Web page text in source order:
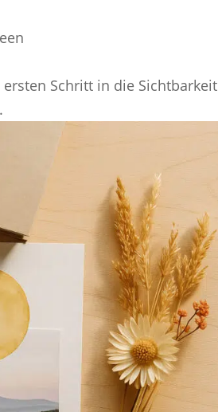
Schritt in die Sichtbarkeit